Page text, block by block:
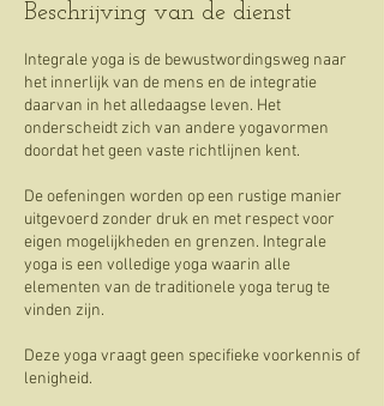
Beschrijving van de dienst
Integrale yoga is de bewustwordingsweg naar
het innerlijk van de mens en de integratie
daarvan in het alledaagse leven. Het
onderscheidt zich van andere yogavormen
doordat het geen vaste richtlijnen kent.
De oefeningen worden op een rustige manier
uitgevoerd zonder druk en met respect voor
eigen mogelijkheden en grenzen. Integrale
yoga is een volledige yoga waarin alle
elementen van de traditionele yoga terug te
vinden zijn.
Deze yoga vraagt geen specifieke voorkennis of
lenigheid.